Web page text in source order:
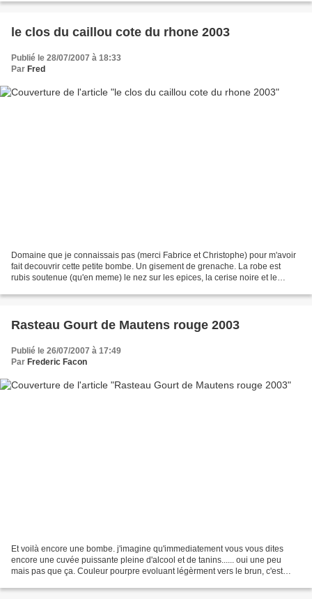
le clos du caillou cote du rhone 2003
Publié le 28/07/2007 à 18:33
Par Fred
Domaine que je connaissais pas (merci Fabrice et Christophe) pour m'avoir
fait decouvrir cette petite bombe. Un gisement de grenache. La robe est
rubis soutenue (qu'en meme) le nez sur les epices, la cerise noire et le
Rasteau Gourt de Mautens rouge 2003
Publié le 26/07/2007 à 17:49
Par Frederic Facon
Et voilà encore une bombe. j'imagine qu'immediatement vous vous dites
encore une cuvée puissante pleine d'alcool et de tanins...... oui une peu
mais pas que ça. Couleur pourpre evoluant légèrment vers le brun, c'est